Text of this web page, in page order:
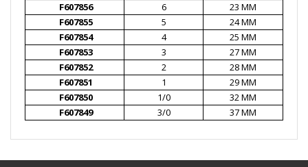
F607856
6
23 MM
F607855
5
24 MM
F607854
4
25 MM
F607853
3
27 MM
F607852
2
28 MM
F607851
1
29 MM
F607850
1/0
32 MM
F607849
3/0 37 MM